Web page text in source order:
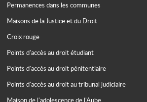
Permanences dans les communes
Maisons de la Justice et du Droit
Croix rouge
Points d'accès au droit étudiant
Points d'accès au droit pénitentiaire
Points d'accès au droit au tribunal judiciaire
Maison de l'adolescence de l'Aube